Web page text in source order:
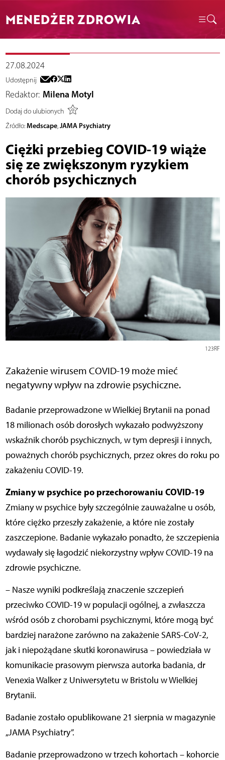
MENEDŻER ZDROWIA
27.08.2024
Udostępnij
Redaktor: Milena Motyl
Dodaj do ulubionych
Źródło: Medscape,JAMA Psychiatry
Ciężki przebieg COVID-19 wiąże
się ze zwiększonym ryzykiem
chorób psychicznych
123RF
Zakażenie wirusem COVID-19 może mieć
negatywny wpływ na zdrowie psychiczne.
Badanie przeprowadzone w Wielkiej Brytanii na ponad
18 milionach osób dorosłych wykazało podwyższony
wskaźnik chorób psychicznych, w tym depresji i innych,
poważnych chorób psychicznych, przez okres do roku po
zakażeniu COVID-19.
Zmiany w psychice po przechorowaniu COVID-19
Zmiany w psychice były szczególnie zauważalne u osób,
które ciężko przeszły zakażenie, a które nie zostały
zaszczepione. Badanie wykazało ponadto, że szczepienia
wydawały się łagodzić niekorzystny wpływ COVID-19 na
zdrowie psychiczne.
– Nasze wyniki podkreślają znaczenie szczepień
przeciwko COVID-19 w populacji ogólnej, a zwłaszcza
wśród osób z chorobami psychicznymi, które mogą być
bardziej narażone zarówno na zakażenie SARS-CoV-2,
jak i niepożądane skutki koronawirusa – powiedziała w
komunikacie prasowym pierwsza autorka badania, dr
Venexia Walker z Uniwersytetu w Bristolu w Wielkiej
Brytanii.
Badanie zostało opublikowane 21 sierpnia w magazynie
„JAMA Psychiatry”.
Badanie przeprowadzono w trzech kohortach – kohorcie